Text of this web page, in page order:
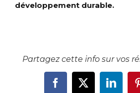
développement durable.
Partagez cette info sur vos
Facebook
X